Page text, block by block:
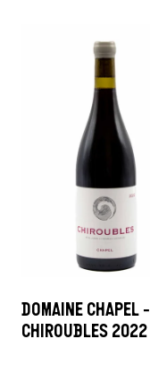
DOMAINE CHAPEL -
CHIROUBLES 2022